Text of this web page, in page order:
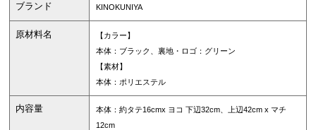
ブランド KINOKUNIYA
原材料名
【カラー】
本体：ブラック、裏地・ロゴ：グリーン
【素材】
本体：ポリエステル
内容量
本体：約タテ16cmx ヨコ 下辺32cm、上辺42cm x マチ
12cm